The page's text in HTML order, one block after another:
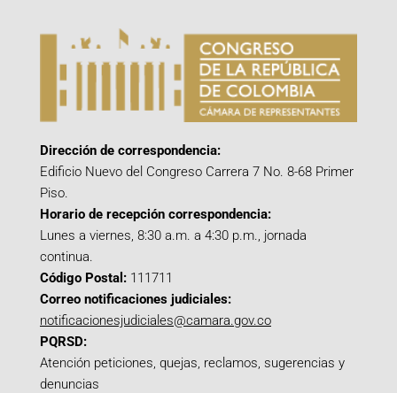
Dirección de correspondencia:
Edificio Nuevo del Congreso Carrera 7 No. 8-68 Primer
Piso.
Horario de recepción correspondencia:
Lunes a viernes, 8:30 a.m. a 4:30 p.m., jornada
continua.
Código Postal: 111711
Correo notificaciones judiciales:
notificacionesjudiciales@camara.gov.co
PQRSD:
Atención peticiones, quejas, reclamos, sugerencias y
denuncias